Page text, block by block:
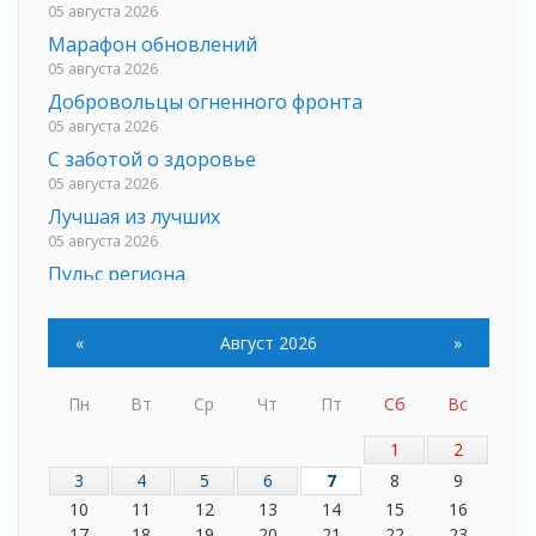
05 августа 2026
Марафон обновлений
05 августа 2026
Добровольцы огненного фронта
05 августа 2026
С заботой о здоровье
05 августа 2026
Лучшая из лучших
05 августа 2026
Пульс региона
«Результат командный, заслуга каждого
ведомства и муниципалитета»
Вдохновлять, просвещать и объединять!
Не оставят в беде
05 августа 2026
На лидирующих позициях
« Август 2026 »
Пн Вт Ср Чт Пт Сб
Вс
1
2
3
4 5 6 7 8
9
10
11 12 13 14 15
16